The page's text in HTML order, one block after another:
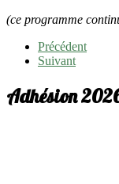
(ce programme
Précédent
Suivant
Adhésion